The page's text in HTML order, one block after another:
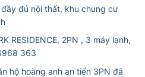
đủ nội thất, khu chung cư
RESIDENCE, 2PN , 3 máy lạnh,
363
hộ hoàng anh an tiến 3PN đã